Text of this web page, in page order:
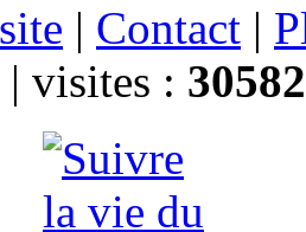
| Contact |
| visites :